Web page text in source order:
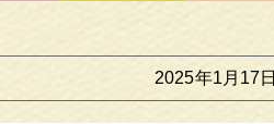
2025年1月17日